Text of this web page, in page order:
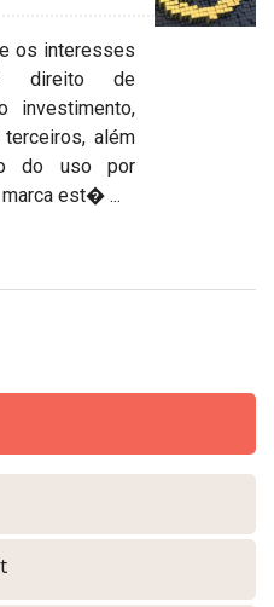
os interesses
direito de
investimento,
além
do uso por
est� ...